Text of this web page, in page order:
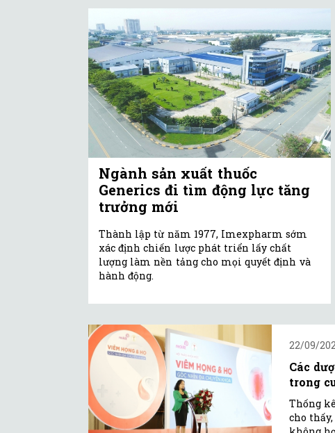
Ngành sản xuất thuốc
Generics đi tìm động lực tăng
trưởng mới
Thành lập từ năm 1977, Imexpharm sớm
xác định chiến lược phát triển lấy chất
lượng làm nền tảng cho mọi quyết định và
hành động.
22/09/
Các
trong
Thống
cho